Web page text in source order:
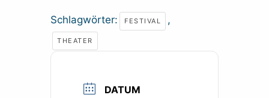
Schlagwörter: FESTIVAL ,
THEATER
DATUM